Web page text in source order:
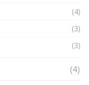
ảnh hưởng
Phổ cập
(4)
(3)
(3)
(4)